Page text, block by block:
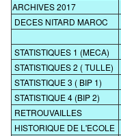
ARCHIVES 2017
DECES NITARD MAROC
STATISTIQUES 1 (MECA)
STATISTIQUES 2 ( TULLE)
STATISTIQUE 3 ( BIP 1)
STATISTIQUE 4 (BIP 2)
RETROUVAILLES
HISTORIQUE DE L'ECOLE